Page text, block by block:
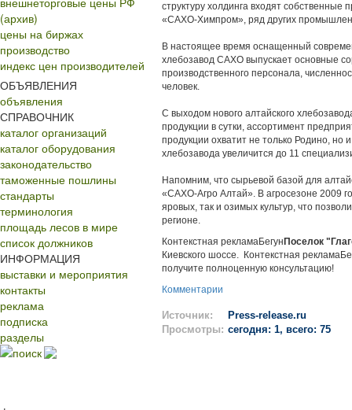
(архив)
цены на биржах
производство
индекс цен производителей
ОБЪЯВЛЕНИЯ
объявления
СПРАВОЧНИК
каталог организаций
каталог оборудования
законодательство
таможенные пошлины
стандарты
терминология
площадь лесов в мире
список должников
ИНФОРМАЦИЯ
выставки и мероприятия
контакты
реклама
подписка
разделы
поиск
структуру холдинга входят
«САХО-Химпром», ряд других
В настоящее время оснащенный
хлебозавод САХО выпускает основные
производственного персонала,
человек.
С выходом нового алтайского
продукции в сутки, ассортимент
продукции охватит не только Родино, но
хлебозавода увеличится до 11
Напомним, что сырьевой базой для
«САХО-Агро Алтай». В агросезоне 2009
яровых, так и озимых культур, что
регионе.
Контекстная рекламаБегун Поселок
Киевского шоссе. Контекстная
получите полноценную консультацию!
Комментарии
Источник:
Press-release.ru
Просмотры: сегодня: 1, всего: 75